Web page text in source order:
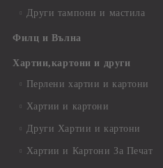
Други тампони и мастила
Филц и Вълна
Хартии,картони и други
Перлени хартии и картони
Хартии и картони
Други Хартии и картони
Хартии и Картони За Печат